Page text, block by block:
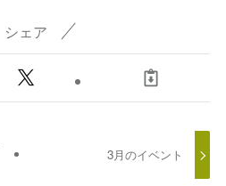
シェア
3月のイベント